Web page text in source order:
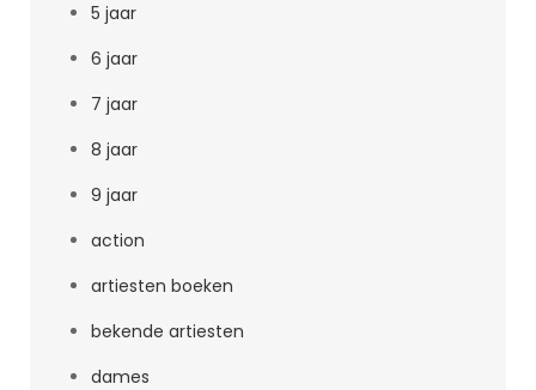
5 jaar
6 jaar
7 jaar
8 jaar
9 jaar
action
artiesten boeken
bekende artiesten
dames